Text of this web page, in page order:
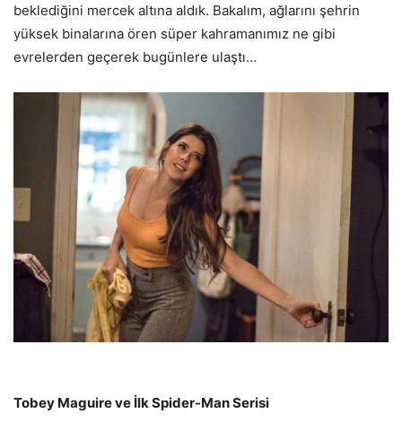
beklediğini mercek altına aldık. Bakalım, ağlarını şehrin
yüksek binalarına ören süper kahramanımız ne gibi
evrelerden geçerek bugünlere ulaştı…
Tobey Maguire ve İlk Spider-Man Serisi